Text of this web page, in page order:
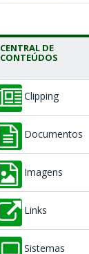
CENTRAL DE
CONTEÚDOS
Clipping
Documentos
Imagens
Links
Sistemas